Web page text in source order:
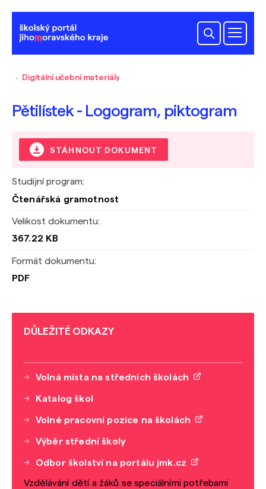
Digitální učební materiály
Pětilístek - Logogram, piktogram
STÁHNOUT DOKUMENT
Studijní program:
Čtenářská gramotnost
Velikost dokumentu:
367.22 KB
Formát dokumentu:
PDF
DŮLEŽITÉ ODKAZY
Volná místa na středních školách
Katalog škol
Volné pracovní pozice na školách
Výběr střední školy
Odbor školství na portálu jmk.cz
Vzdělávání dětí a žáků se speciálními potřebami